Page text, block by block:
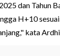
dan Tahun
H+10
kata